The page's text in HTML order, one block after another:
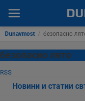
Dunavmost / безопасно
безопасно лято
RSS
Новини и статии